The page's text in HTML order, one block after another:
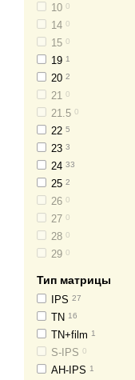
10 0
14 0
15 0
19 1
20 2
21 0
21.5 0
22 5
23 3
24 33
25 2
26 0
27 0
28 0
29 0
34 0
43
Тип матрицы
IPS 27
TN 16
TN+film 1
S-IPS 0
AH-IPS 1